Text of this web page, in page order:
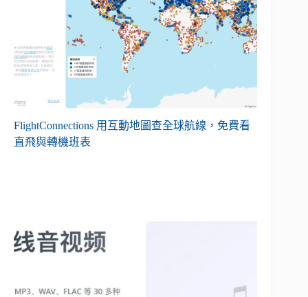
FlightConnections 用互動地圖查全球航線，免費看
直飛與轉機班表